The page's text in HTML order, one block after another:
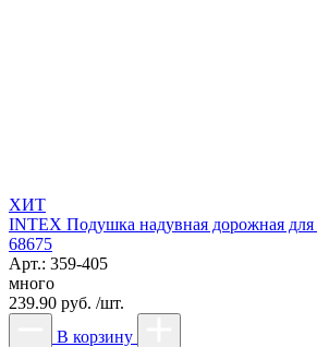
ХИТ
INTEX Подушка надувная дорожная
68675
Арт.: 359-405
много
239.90 руб. /шт.
В корзину